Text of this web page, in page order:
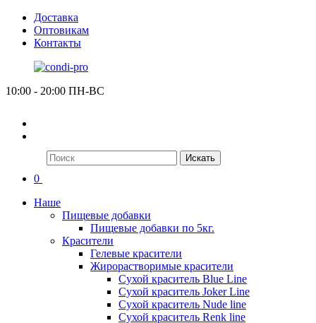
Доставка
Оптовикам
Контакты
10:00 - 20:00 ПН-ВС
Искать
0
Наше
Пищевые добавки
Пищевые добавки по 5кг.
Красители
Гелевые красители
Жирорастворимые красители
Сухой краситель Blue Line
Сухой краситель Joker Line
Сухой краситель Nude line
Сухой краситель Renk line